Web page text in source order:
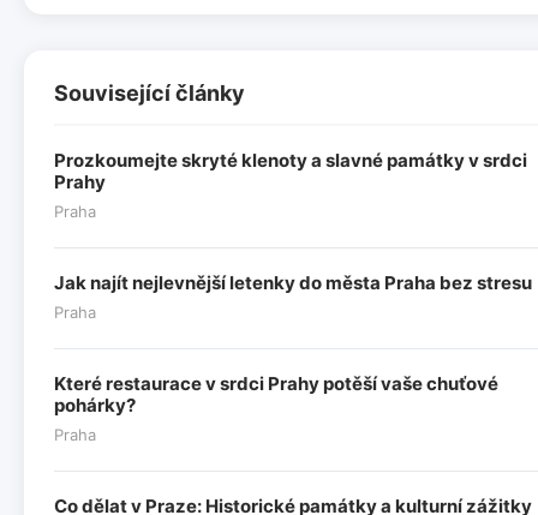
Související články
Prozkoumejte skryté klenoty a slavné památky v srdci
Prahy
Praha
Jak najít nejlevnější letenky do města Praha bez stresu
Praha
Které restaurace v srdci Prahy potěší vaše chuťové
pohárky?
Praha
Co dělat v Praze: Historické památky a kulturní zážitky